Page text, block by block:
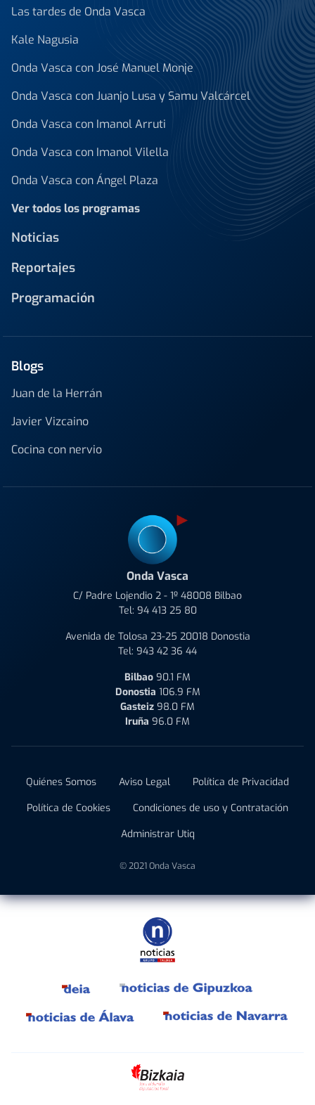
Las tardes de Onda Vasca
Kale Nagusia
Onda Vasca con José Manuel Monje
Onda Vasca con Juanjo Lusa y Samu Valcárcel
Onda Vasca con Imanol Arruti
Onda Vasca con Imanol Vilella
Onda Vasca con Ángel Plaza
Ver todos los programas
Noticias
Reportajes
Programación
Blogs
Juan de la Herrán
Javier Vizcaino
Cocina con nervio
Onda Vasca
C/ Padre Lojendio 2 - 1º 48008 Bilbao
Tel: 94 413 25 80
Avenida de Tolosa 23-25 20018 Donostia
Tel: 943 42 36 44
Bilbao 90.1 FM
Donostia 106.9 FM
Gasteiz 98.0 FM
Iruña 96.0 FM
Quiénes Somos Aviso Legal
Política de Privacidad
Política de Cookies
Condiciones de uso y Contratación
Administrar Utiq
© 2021 Onda Vasca